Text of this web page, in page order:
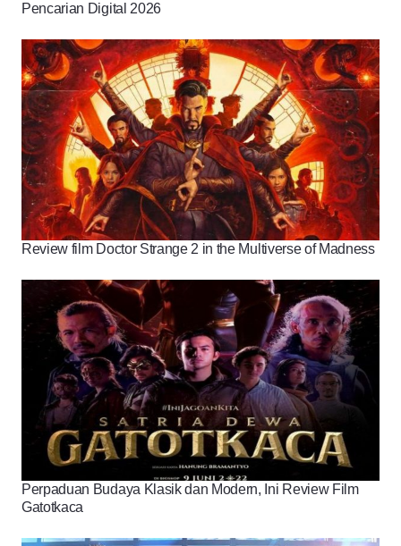
Pencarian Digital 2026
Review film Doctor Strange 2 in the Multiverse of Madness
Perpaduan Budaya Klasik dan Modern, Ini Review Film
Gatotkaca